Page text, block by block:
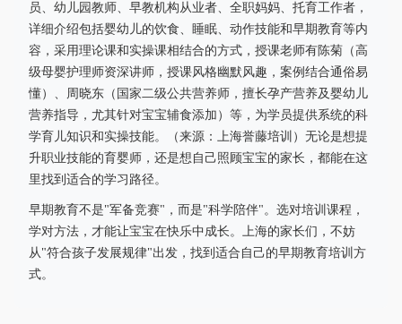
员、幼儿园教师、早教机构从业者、全职妈妈、托育工作者，
详细介绍包括婴幼儿的饮食、睡眠、动作技能和早期教育等内
容，采用理论课和实操课相结合的方式，授课老师有陈菊（高
级母婴护理师资深讲师，授课风格幽默风趣，案例结合通俗易
懂）、周晓东（国家二级公共营养师，擅长孕产营养及婴幼儿
营养指导，尤其针对宝宝辅食添加）等，为学员提供系统的科
学育儿知识和实操技能。（来源：上海誉藤培训）无论是想提
升职业技能的育婴师，还是想自己照顾宝宝的家长，都能在这
里找到适合的学习路径。
早期教育不是"军备竞赛"，而是"科学陪伴"。选对培训课程，
学对方法，才能让宝宝在快乐中成长。上海的家长们，不妨
从"符合孩子发展规律"出发，找到适合自己的早期教育培训方
式。